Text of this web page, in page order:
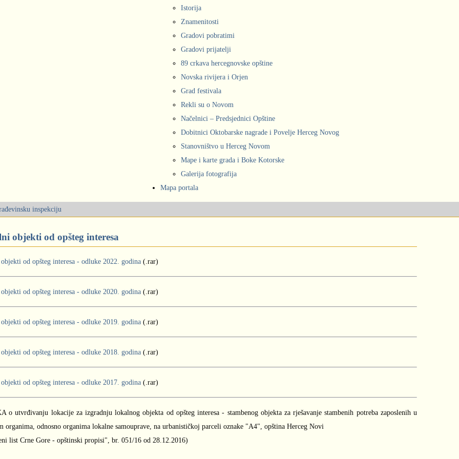
Istorija
Znamenitosti
Gradovi pobratimi
Gradovi prijatelji
89 crkava hercegnovske opštine
Novska rivijera i Orjen
Grad festivala
Rekli su o Novom
Načelnici – Predsjednici Opštine
Dobitnici Oktobarske nagrade i Povelje Herceg Novog
Stanovništvo u Herceg Novom
Mape i karte grada i Boke Kotorske
Galerija fotografija
Mapa portala
inspekciju
objekti od opšteg interesa
od opšteg interesa - odluke 2022. godina (.rar)
od opšteg interesa - odluke 2020. godina (.rar)
od opšteg interesa - odluke 2019. godina (.rar)
od opšteg interesa - odluke 2018. godina (.rar)
od opšteg interesa - odluke 2017. godina (.rar)
o utvrđivanju lokacije za izgradnju lokalnog objekta od opšteg interesa - stambenog objekta za rješavanje stambenih potreba zaposlenih u
organima, odnosno organima lokalne samouprave, na urbanističkoj parceli oznake "A4", opština Herceg Novi
list Crne Gore - opštinski propisi", br. 051/16 od 28.12.2016)